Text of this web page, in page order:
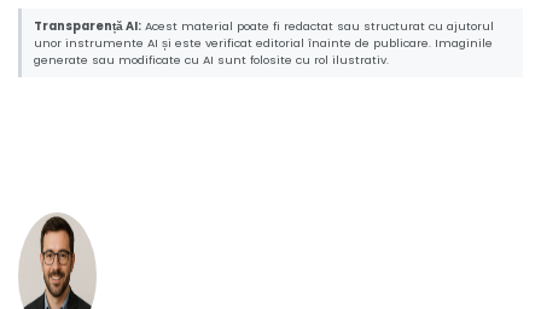
Transparență AI: Acest material poate fi redactat sau structurat cu ajutorul
unor instrumente AI și este verificat editorial înainte de publicare. Imaginile
generate sau modificate cu AI sunt folosite cu rol ilustrativ.